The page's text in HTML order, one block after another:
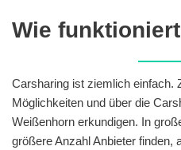
Wie
Carsharing ist ziemlich einfach.
Möglichkeiten und über die
Weißenhorn erkundigen. In
größere Anzahl Anbieter finden,